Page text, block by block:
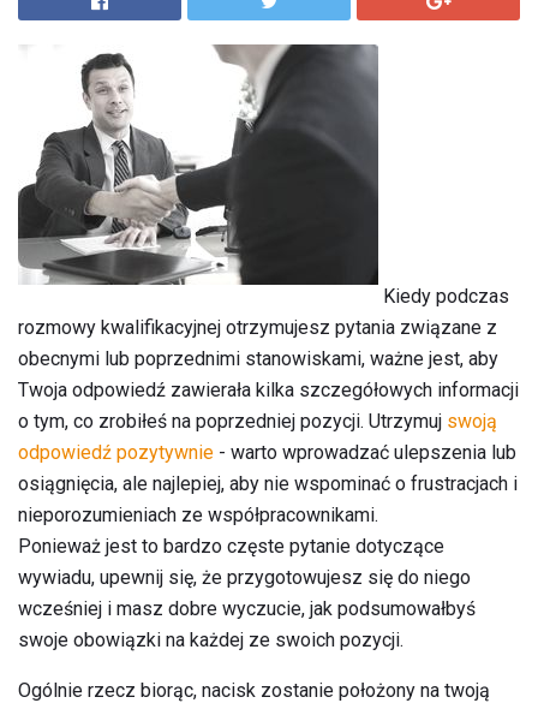
Kiedy podczas
rozmowy kwalifikacyjnej otrzymujesz pytania związane z
obecnymi lub poprzednimi stanowiskami, ważne jest, aby
Twoja odpowiedź zawierała kilka szczegółowych informacji
o tym, co zrobiłeś na poprzedniej pozycji. Utrzymuj swoją
odpowiedź pozytywnie - warto wprowadzać ulepszenia lub
osiągnięcia, ale najlepiej, aby nie wspominać o frustracjach i
nieporozumieniach ze współpracownikami.
Ponieważ jest to bardzo częste pytanie dotyczące
wywiadu, upewnij się, że przygotowujesz się do niego
wcześniej i masz dobre wyczucie, jak podsumowałbyś
swoje obowiązki na każdej ze swoich pozycji.
Ogólnie rzecz biorąc, nacisk zostanie położony na twoją